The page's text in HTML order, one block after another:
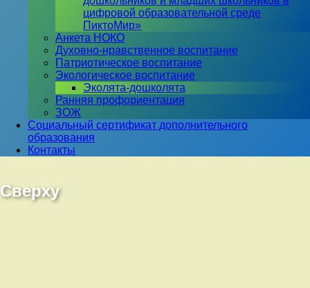
цифровой образовательной среде
ПиктоМир»
Анкета НОКО
Духовно-нравственное воспитание
Патриотическое воспитание
Экологическое воспитание
Эколята-дошколята
Ранняя профориентация
ЗОЖ
Социальный сертификат дополнительного
образования
Контакты
Сверху